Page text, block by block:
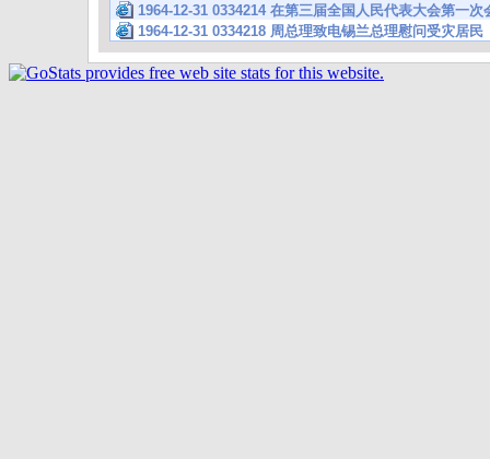
1964-12-31 0334214 在第三届全国人民代表大会第一
1964-12-31 0334218 周总理致电锡兰总理慰问受灾居民